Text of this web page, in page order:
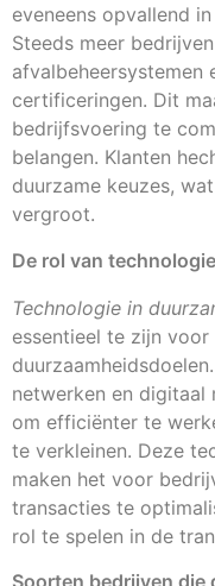
eveneens opvallend
Steeds meer
afvalbeheersystemen
certificeringen. Dit
bedrijfsvoering te
belangen. Klanten
duurzame keuzes,
vergroot.
De rol van
Technologie in
essentieel te zijn voor
netwerken en digitaal
om efficiënter te
te verkleinen. Deze
maken het voor
transacties te
rol te spelen in de